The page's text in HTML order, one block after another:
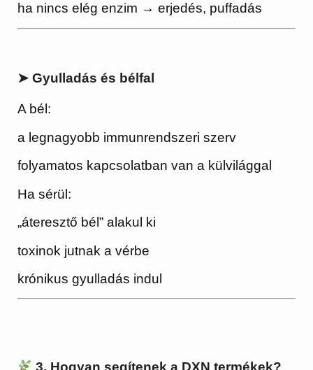
ha nincs elég enzim → erjedés, puffadás
➤ Gyulladás és bélfal
A bél:
a legnagyobb immunrendszeri szerv
folyamatos kapcsolatban van a külvilággal
Ha sérül:
„áteresztő bél” alakul ki
toxinok jutnak a vérbe
krónikus gyulladás indul
3. Hogyan segítenek a DXN termékek?